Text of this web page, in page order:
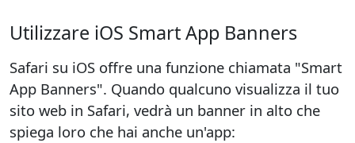
Utilizzare iOS Smart App Banners
Safari su iOS offre una funzione chiamata "Smart
App Banners". Quando qualcuno visualizza il tuo
sito web in Safari, vedrà un banner in alto che
spiega loro che hai anche un'app: